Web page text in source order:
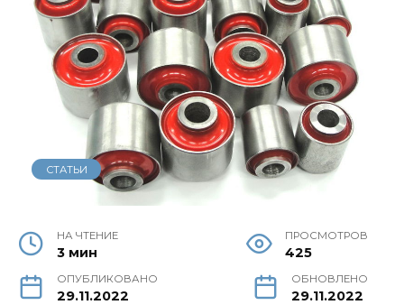
СТАТЬИ
НА ЧТЕНИЕ
3 мин
ПРОСМОТРОВ
425
ОПУБЛИКОВАНО
29.11.2022
ОБНОВЛЕНО
29.11.2022